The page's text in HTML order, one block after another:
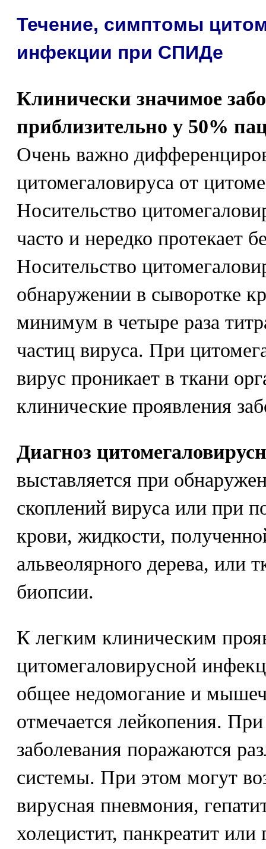
Течение, симптомы
инфекции при СПИДе
Клинически значимое
приблизительно у 50%
Очень важно
цитомегаловируса от
Носительство
часто и нередко протекает
Носительство
обнаружении в сыворотке
минимум в четыре раза
частиц вируса. При
вирус проникает в ткани
клинические проявления
Диагноз
выставляется при
скоплений вируса или при
крови, жидкости,
альвеолярного дерева, или
биопсии.
К легким клиническим
цитомегаловирусной
общее недомогание и
отмечается лейкопения.
заболевания поражаются
системы. При этом могут
вирусная пневмония,
холецистит, панкреатит